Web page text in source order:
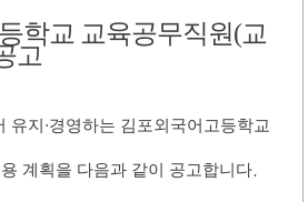
학교 교육공무직원(교
고
유지 ·경영하는 김포외국어고등학교
계획을 다음과 같이 공고합니다.